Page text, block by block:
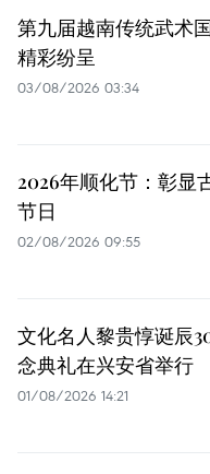
第九届越南传统武术
精彩纷呈
03/08/2026 03:34
2026年顺化节：彰显
节日
02/08/2026 09:55
文化名人黎贵惇诞辰
念典礼在兴安省举行
01/08/2026 14:21